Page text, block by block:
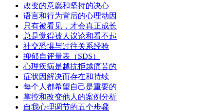
改变的意愿和坚持的决心
语言和行为背后的心理动因
只有被看见，才会真正成长
总是觉得被人议论和看不起
社交恐惧与过往关系经验
抑郁自评量表（SDS）
心理疾病是越抗拒越痛苦的
症状因解决而存在和持续
每个人都希望自己是重要的
掌控和改变他人的案例分析
自我心理调节的五个步骤